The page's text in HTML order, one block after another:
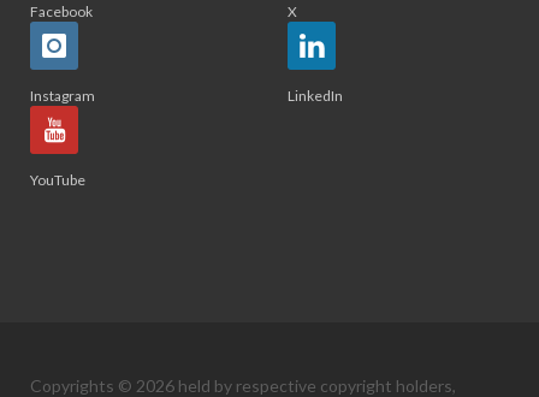
Facebook X
Instagram LinkedIn
YouTube
Copyrights © 2026 held by respective copyright holders,